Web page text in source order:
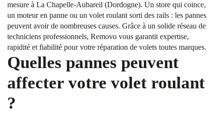
mesure à La Chapelle-Aubareil (Dordogne). Un store qui coince,
un moteur en panne ou un volet roulant sorti des rails : les pannes
peuvent avoir de nombreuses causes. Grâce à un solide réseau de
techniciens professionnels, Removo vous garantit expertise,
rapidité et fiabilité pour votre réparation de volets toutes marques.
Quelles pannes peuvent
affecter votre volet roulant
?